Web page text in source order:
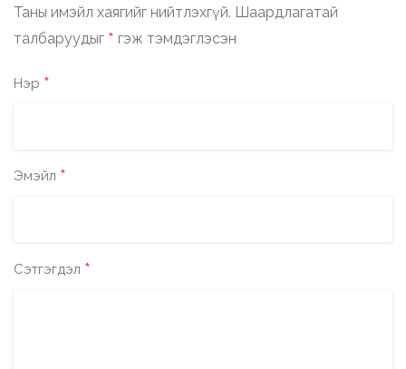
Таны имэйл хаягийг нийтлэхгүй. Шаардлагатай
талбаруудыг * гэж тэмдэглэсэн
Нэр *
Эмэйл *
Сэтгэгдэл *